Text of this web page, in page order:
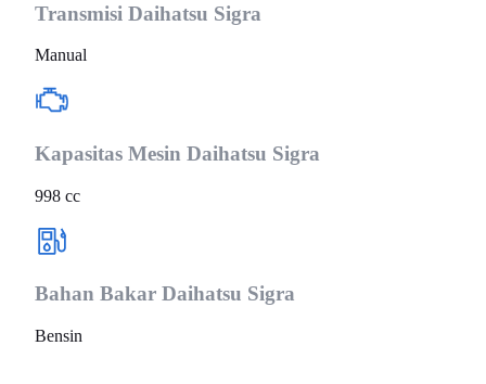
Transmisi Daihatsu Sigra
Manual
Kapasitas Mesin Daihatsu Sigra
998 cc
Bahan Bakar Daihatsu Sigra
Bensin